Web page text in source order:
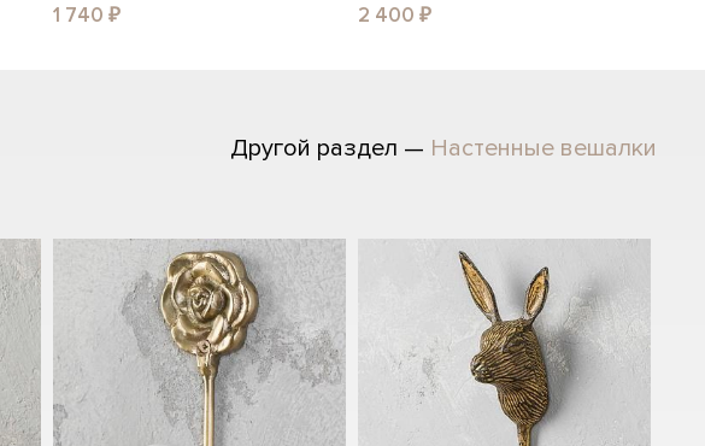
1 740 ₽ 2 400 ₽
Другой раздел — Настенные вешалки